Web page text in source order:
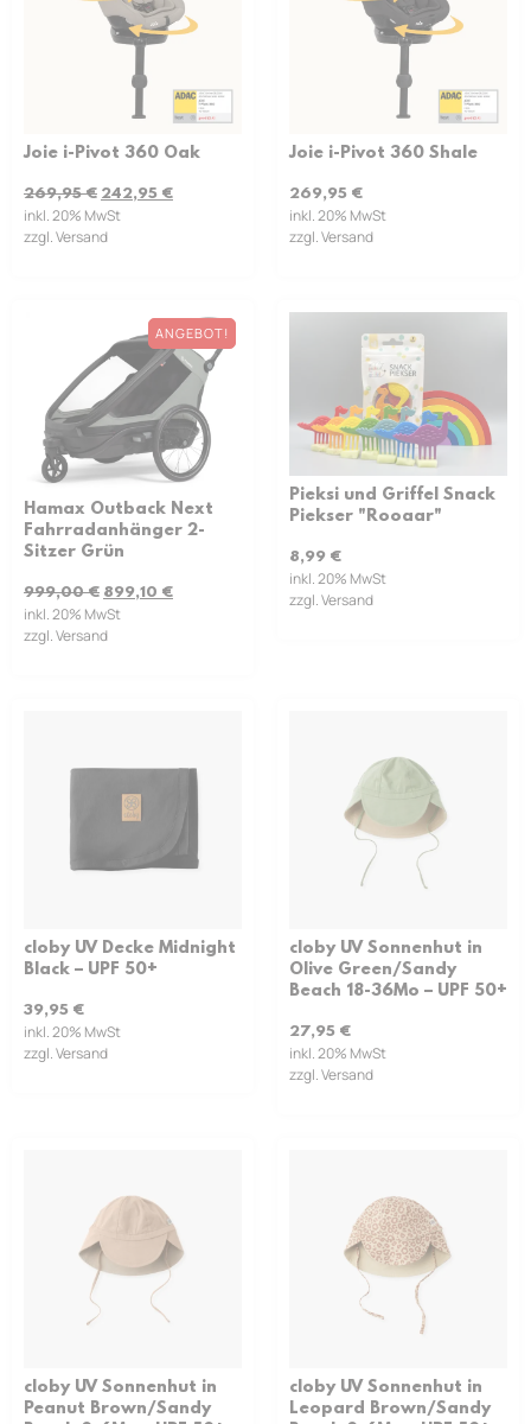
Joie i-Pivot 360 Oak
269,95€ 242,95 €
inkl. 20% MwSt
zzgl. Versand
Joie i-Pivot 360 Shale
269,95 €
inkl. 20% MwSt
zzgl. Versand
ANGEBOT!
Hamax Outback Next
Fahrradanhänger 2-
Sitzer Grün
999,00€ 899,10 €
inkl. 20% MwSt
zzgl. Versand
Pieksi und Griffel Snack
Piekser "Rooaar"
8,99 €
inkl. 20% MwSt
zzgl. Versand
cloby UV Decke Midnight
Black – UPF 50+
39,95 €
inkl. 20% MwSt
zzgl. Versand
cloby UV Sonnenhut in
Olive Green/Sandy
Beach 18-36Mo – UPF 50+
27,95 €
inkl. 20% MwSt
zzgl. Versand
cloby UV Sonnenhut in
Peanut Brown/Sandy
cloby UV Sonnenhut in
Leopard Brown/Sandy